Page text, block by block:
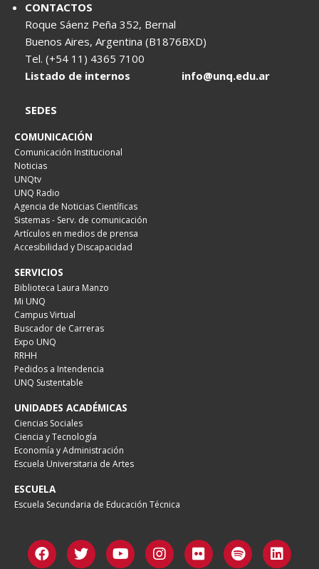
CONTACTOS
Roque Sáenz Peña 352, Bernal
Buenos Aires, Argentina (B1876BXD)
Tel. (+54 11) 4365 7100
Listado de internos
info@unq.edu.ar
SEDES
COMUNICACIÓN
Comunicación Institucional
Noticias
UNQtv
UNQ Radio
Agencia de Noticias Científicas
Sistemas - Serv. de comunicación
Artículos en medios de prensa
Accesibilidad y Discapacidad
SERVICIOS
Biblioteca Laura Manzo
Mi UNQ
Campus Virtual
Buscador de Carreras
Expo UNQ
RRHH
Pedidos a Intendencia
UNQ Sustentable
UNIDADES ACADÉMICAS
Ciencias Sociales
Ciencia y Tecnología
Economía y Administración
Escuela Universitaria de Artes
ESCUELA
Escuela Secundaria de Educación Técnica